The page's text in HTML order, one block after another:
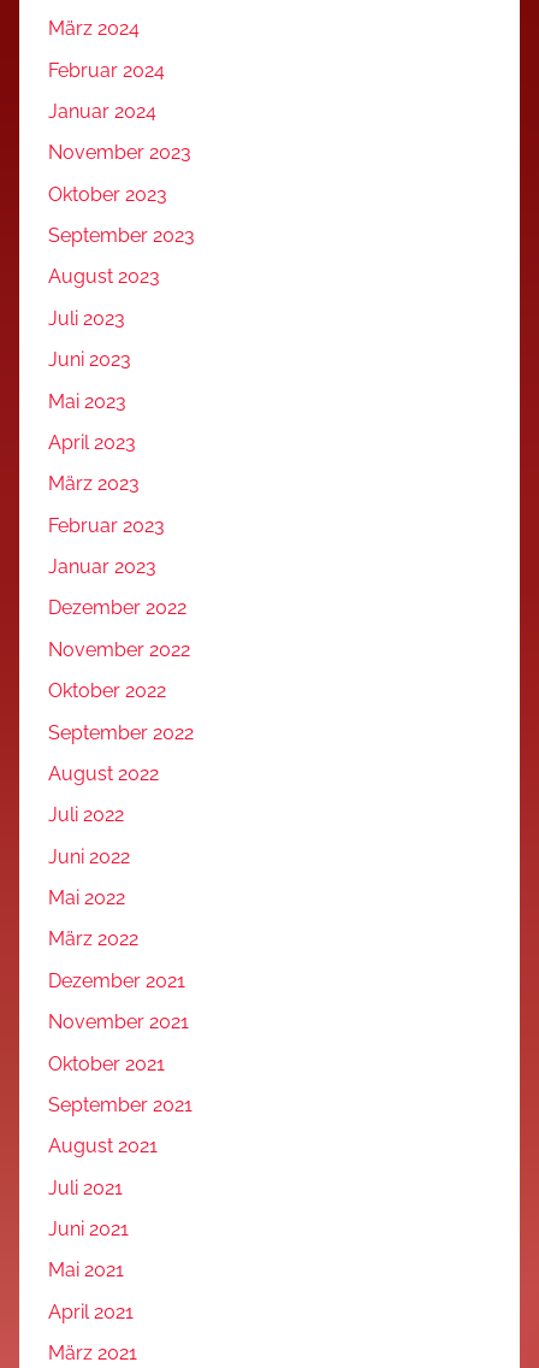
März 2024
Februar 2024
Januar 2024
November 2023
Oktober 2023
September 2023
August 2023
Juli 2023
Juni 2023
Mai 2023
April 2023
März 2023
Februar 2023
Januar 2023
Dezember 2022
November 2022
Oktober 2022
September 2022
August 2022
Juli 2022
Juni 2022
Mai 2022
März 2022
Dezember 2021
November 2021
Oktober 2021
September 2021
August 2021
Juli 2021
Juni 2021
Mai 2021
April 2021
März 2021